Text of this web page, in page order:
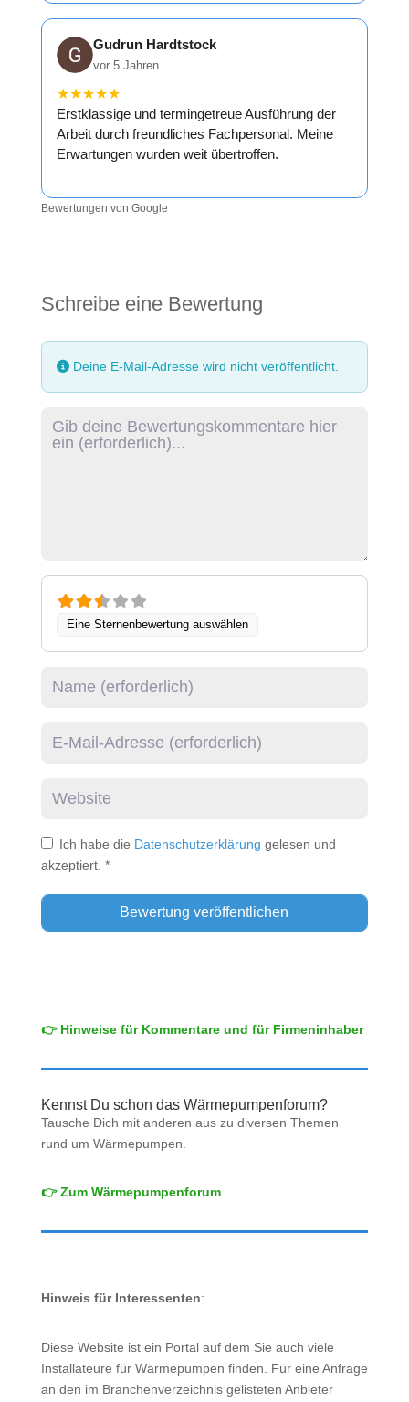
Gudrun Hardtstock
vor 5 Jahren
★★★★★
Erstklassige und termingetreue Ausführung der
Arbeit durch freundliches Fachpersonal. Meine
Erwartungen wurden weit übertroffen.
Bewertungen von Google
Schreibe eine Bewertung
Deine E-Mail-Adresse wird nicht veröffentlicht.
Rezensionstext
Eine Sternenbewertung auswählen
Ich habe die Datenschutzerklärung gelesen und
akzeptiert. *
👉 Hinweise für Kommentare und für Firmeninhaber
Kennst Du schon das Wärmepumpenforum?
Tausche Dich mit anderen aus zu diversen Themen
rund um Wärmepumpen.
👉 Zum Wärmepumpenforum
Hinweis für Interessenten:
Diese Website ist ein Portal auf dem Sie auch viele
Installateure für Wärmepumpen finden. Für eine Anfrage
an den im Branchenverzeichnis gelisteten Anbieter